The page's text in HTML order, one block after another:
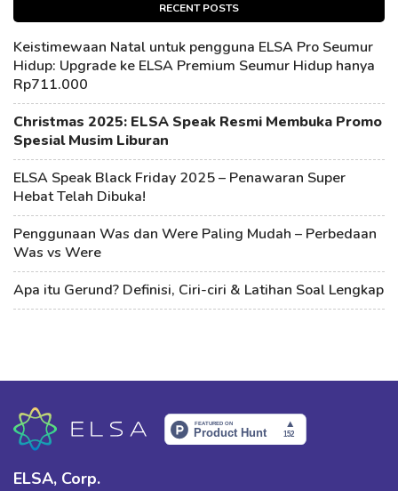
RECENT POSTS
Keistimewaan Natal untuk pengguna ELSA Pro Seumur
Hidup: Upgrade ke ELSA Premium Seumur Hidup hanya
Rp711.000
Christmas 2025: ELSA Speak Resmi Membuka Promo
Spesial Musim Liburan
ELSA Speak Black Friday 2025 – Penawaran Super
Hebat Telah Dibuka!
Penggunaan Was dan Were Paling Mudah – Perbedaan
Was vs Were
Apa itu Gerund? Definisi, Ciri-ciri & Latihan Soal Lengkap
ELSA, Corp.